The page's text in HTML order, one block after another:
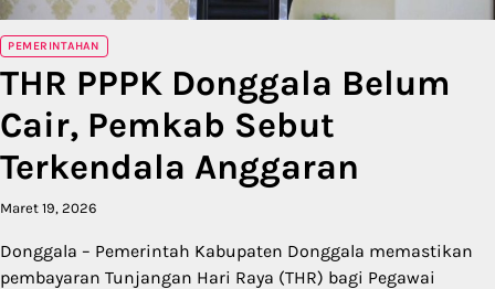
PEMERINTAHAN
THR PPPK Donggala Belum
Cair, Pemkab Sebut
Terkendala Anggaran
Maret 19, 2026
Donggala – Pemerintah Kabupaten Donggala memastikan
pembayaran Tunjangan Hari Raya (THR) bagi Pegawai